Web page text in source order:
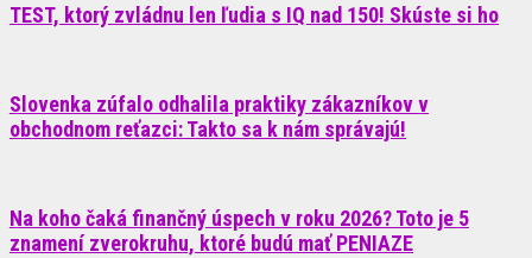
TEST, ktorý zvládnu len ľudia s IQ nad 150! Skúste si ho
Slovenka zúfalo odhalila praktiky zákazníkov v
obchodnom reťazci: Takto sa k nám správajú!
Na koho čaká finančný úspech v roku 2026? Toto je 5
znamení zverokruhu, ktoré budú mať PENIAZE